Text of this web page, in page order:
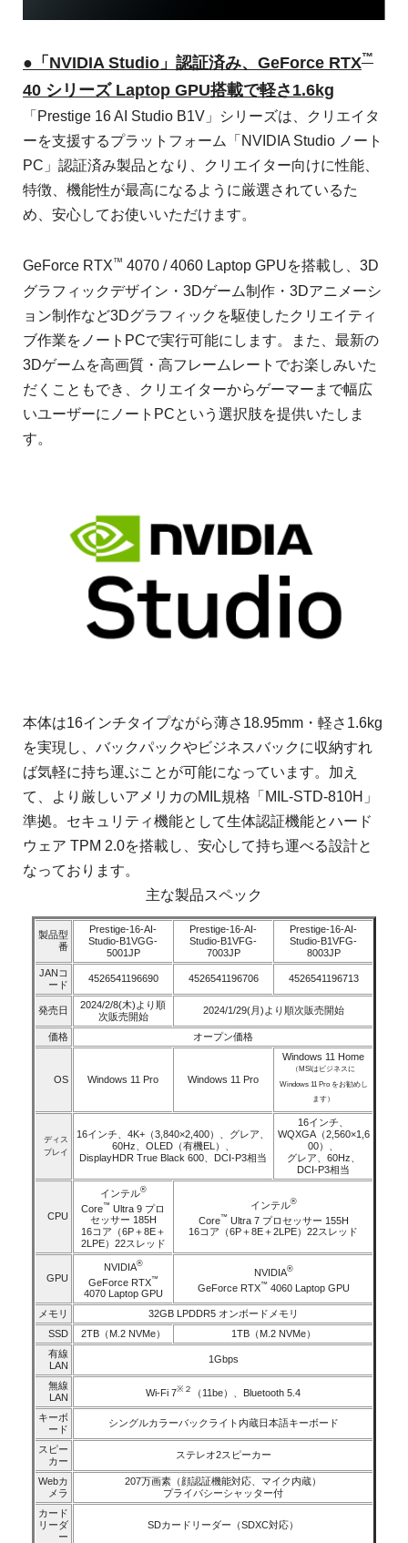
●「NVIDIA Studio」認証済み、GeForce RTX™
40 シリーズ Laptop GPU搭載で軽さ1.6kg
「Prestige 16 AI Studio B1V」シリーズは、クリエイタ
ーを支援するプラットフォーム「NVIDIA Studio ノート
PC」認証済み製品となり、クリエイター向けに性能、
特徴、機能性が最高になるように厳選されているた
め、安心してお使いいただけます。
GeForce RTX™ 4070 / 4060 Laptop GPUを搭載し、3D
グラフィックデザイン・3Dゲーム制作・3Dアニメーシ
ョン制作など3Dグラフィックを駆使したクリエイティ
ブ作業をノートPCで実行可能にします。また、最新の
3Dゲームを高画質・高フレームレートでお楽しみいた
だくこともでき、クリエイターからゲーマーまで幅広
いユーザーにノートPCという選択肢を提供いたしま
す。
本体は16インチタイプながら薄さ18.95mm・軽さ1.6kg
を実現し、バックパックやビジネスバックに収納すれ
ば気軽に持ち運ぶことが可能になっています。加え
て、より厳しいアメリカのMIL規格「MIL-STD-810H」
準拠。セキュリティ機能として生体認証機能とハード
ウェア TPM 2.0を搭載し、安心して持ち運べる設計と
なっております。
主な製品スペック
製品型
番
Prestige-16-AI-
Studio-B1VGG-
5001JP
Prestige-16-AI-
Studio-B1VFG-
7003JP
Prestige-16-AI-
Studio-B1VFG-
8003JP
JANコ
ード
4526541196690 4526541196706 4526541196713
発売日
2024/2/8(木)より順
次販売開始
2024/1/29(月)より順次販売開始
価格 オープン価格
OS Windows 11 Pro Windows 11 Pro
Windows 11 Home
（MSIはビジネスに
Windows 11 Pro をお勧めし
ます）
ディス
プレイ
16インチ、4K+（3,840×2,400）、グレア、
60Hz、OLED（有機EL）、
DisplayHDR True Black 600、DCI-P3相当
16インチ、
WQXGA（2,560×1,6
00）、
グレア、60Hz、
DCI-P3相当
CPU
インテル®
Core™ Ultra 9 プロ
セッサー 185H
16コア（6P＋8E＋
2LPE）22スレッド
インテル®
Core™ Ultra 7 プロセッサー 155H
16コア（6P＋8E＋2LPE）22スレッド
GPU
NVIDIA®
GeForce RTX™
4070 Laptop GPU
NVIDIA®
GeForce RTX™ 4060 Laptop GPU
メモリ
32GB LPDDR5 オンボードメモリ
SSD
2TB（M.2 NVMe）
1TB（M.2 NVMe）
有線
LAN
1Gbps
無線
LAN
Wi-Fi 7※２ （11be）、Bluetooth 5.4
キーボ
ード
シングルカラーバックライト内蔵日本語キーボード
スピー
カー
ステレオ2スピーカー
Webカ
メラ
207万画素（顔認証機能対応、マイク内蔵）
プライバシーシャッター付
カード
リーダ
ー
SDカードリーダー（SDXC対応）